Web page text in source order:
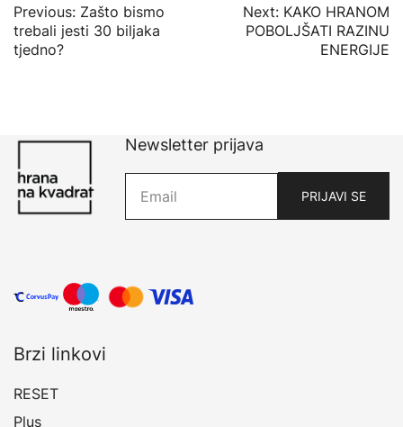
Navigacija
objava
Previous: Zašto bismo
trebali jesti 30 biljaka
tjedno?
Next: KAKO HRANOM
POBOLJŠATI RAZINU
ENERGIJE
Newsletter prijava
Brzi linkovi
RESET
Plus